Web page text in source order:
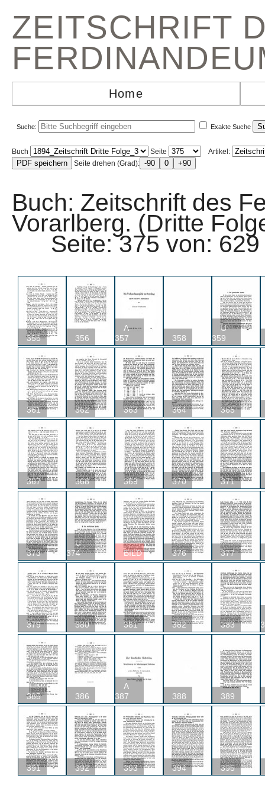
ZEITSCHRIFT
Home
Suche: Exakte Suche
Buch Seite
Artikel:
Seite drehen (Grad):
Buch: Zeitschrift des
Vorarlberg. (Dritte
Seite: 375 von:
355 356
A
357
358
U
359
361 362 363 364 365
367 368 369 370 371
373
U
374
BILD 376 377
379 380 381 382 383
385 386
A
387
388 389
391 392 393 394 395